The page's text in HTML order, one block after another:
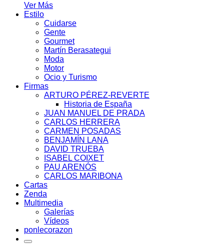
Ver Más
Estilo
Cuidarse
Gente
Gourmet
Martín Berasategui
Moda
Motor
Ocio y Turismo
Firmas
ARTURO PÉREZ-REVERTE
Historia de España
JUAN MANUEL DE PRADA
CARLOS HERRERA
CARMEN POSADAS
BENJAMÍN LANA
DAVID TRUEBA
ISABEL COIXET
PAU ARENÓS
CARLOS MARIBONA
Cartas
Zenda
Multimedia
Galerías
Vídeos
ponlecorazon